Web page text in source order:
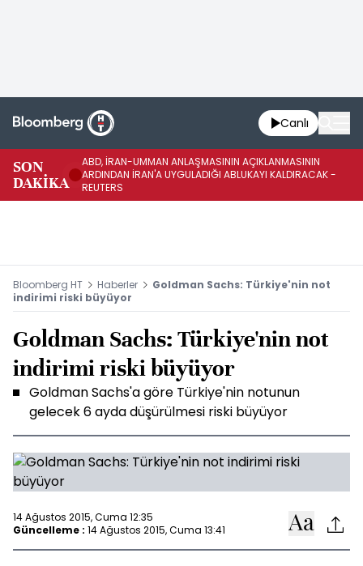
Canlı
SON
DAKİKA
ABD, İRAN-UMMAN ANLAŞMASININ AÇIKLANMASININ
ARDINDAN İRAN'A UYGULADIĞI ABLUKAYI KALDIRACAK -
REUTERS
Bloomberg HT Haberler
Goldman Sachs: Türkiye'nin not
indirimi riski büyüyor
Goldman Sachs: Türkiye'nin not
indirimi riski büyüyor
Goldman Sachs'a göre Türkiye'nin notunun
gelecek 6 ayda düşürülmesi riski büyüyor
14 Ağustos 2015, Cuma 12:35
Güncelleme : 14 Ağustos 2015, Cuma 13:41